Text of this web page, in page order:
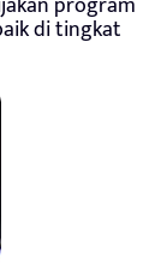
di tingkat